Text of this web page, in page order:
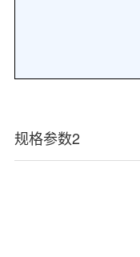
规格参数2